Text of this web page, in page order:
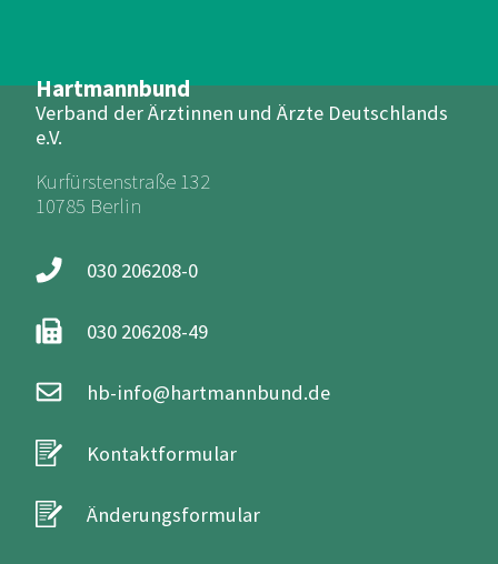
Hartmannbund
Verband der Ärztinnen und Ärzte Deutschlands
e.V.
Kurfürstenstraße 132
10785 Berlin
030 206208-0
030 206208-49
hb-info@hartmannbund.de
Kontaktformular
Änderungsformular